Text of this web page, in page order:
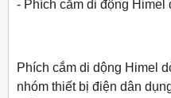
- Phích cắm di động Himel
Phích cắm di dộng Himel
nhóm thiết bị điện dân